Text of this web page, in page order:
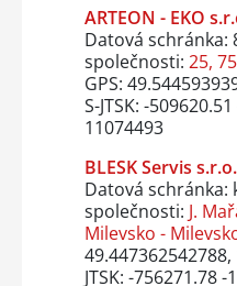
ARTEON - EKO
Datová
společnosti: 25,
GPS:
S-JTSK: -
11074493
BLESK Servis s.r.o.
Datová
společnosti: J.
Milevsko -
JTSK: -756271.78